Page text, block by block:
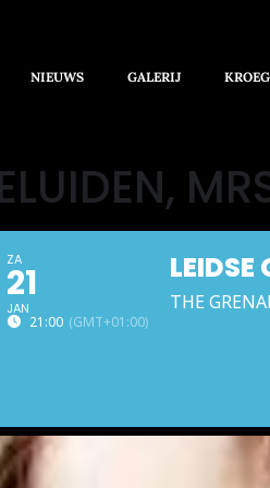
NIEUWS GALERIJ
ZA
21
JAN
21:00 (GMT+01:00)
LEIDSE
THE